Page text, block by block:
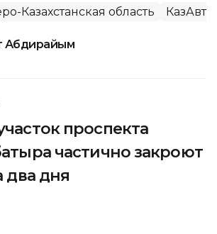
Казахстанская область
Абдирайым
проспекта
частично закроют
два дня